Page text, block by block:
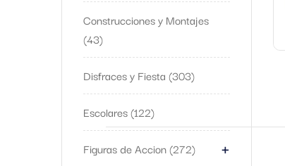
Construcciones y Montajes
43
Disfraces y Fiesta 303
Escolares 122
Figuras de Accion 272 +